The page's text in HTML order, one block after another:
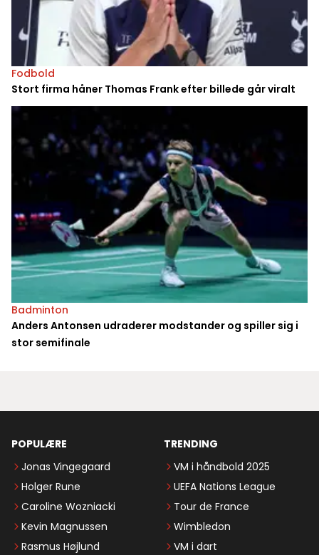
Fodbold
Stort firma håner Thomas Frank efter billede går viralt
Badminton
Anders Antonsen udraderer modstander og spiller sig i
stor semifinale
POPULÆRE
Jonas Vingegaard
Holger Rune
Caroline Wozniacki
Kevin Magnussen
Rasmus Højlund
TRENDING
VM i håndbold 2025
UEFA Nations League
Tour de France
Wimbledon
VM i dart